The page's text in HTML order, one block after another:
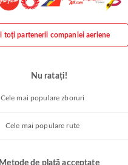
toți partenerii companiei aeriene
Nu ratați!
Cele mai populare zboruri
Cele mai populare rute
Metode de plată acceptate